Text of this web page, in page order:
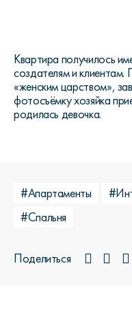
Квартира получилось
создателям и клиентам.
«женским царством»,
фотосъёмку хозяйка
родилась девочка.
#Апартаменты
#Спальня
Поделиться